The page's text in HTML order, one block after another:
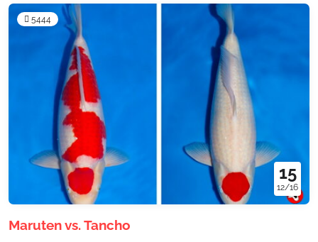
5444
15
12/16
Maruten vs. Tancho